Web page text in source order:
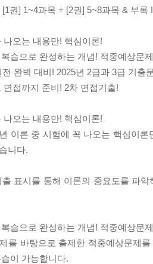
권] 1~4과목 + [2권] 5~8과목 & 부록
오는 내용만! 핵심이론!
습으로 완성하는 개념! 적중예상문
완벽 대비! 2025년 2급과 3급 기출
접까지 준비! 2차 면접기출!
오는 내용만! 핵심이론!
이론 중 시험에 꼭 나오는 핵심이
니다.
표시를 통해 이론의 중요도를 파
습으로 완성하는 개념! 적중예상문
를 바탕으로 출제한 적중예상문제
이 가능합니다.